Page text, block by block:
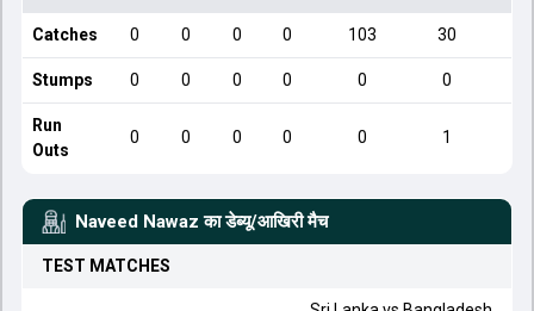
Catches 0 0 0 0 103 30
Stumps 0 0 0 0 0 0
Run
Outs
0 0 0 0 0 1
Naveed Nawaz का डेब्यू/आखिरी मैच
TEST MATCHES